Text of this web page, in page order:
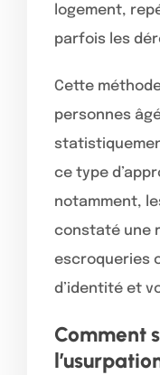
logement,
parfois les
Cette
personnes
ce type
notamment,
constaté une
escroqueries
d’identité et
Comment